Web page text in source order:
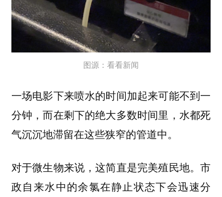
图源：看看新闻
一场电影下来喷水的时间加起来可能不到一
分钟，而在剩下的绝大多数时间里，水都死
气沉沉地滞留在这些狭窄的管道中。
对于微生物来说，这简直是完美殖民地。市
政自来水中的余氯在静止状态下会迅速分